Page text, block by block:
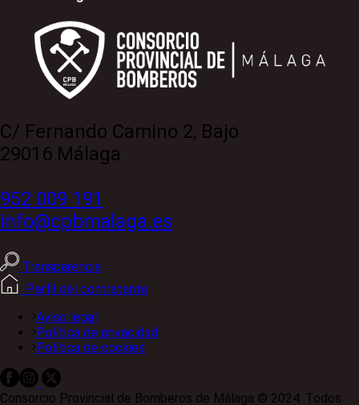
C/ Fernando Camino 2, Bajo
29016 Málaga
952 009 191
info@cpbmalaga.es
Transparencia
Perfil del contratante
Aviso legal
Política de privacidad
Política de cookies
Consorcio Provincial de Bomberos de Málaga © 2024. Todos